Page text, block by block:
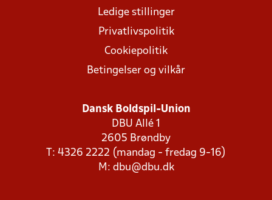
Ledige stillinger
Privatlivspolitik
Cookiepolitik
Betingelser og vilkår
Dansk Boldspil-Union
DBU Allé 1
2605 Brøndby
T: 4326 2222 (mandag - fredag 9-16)
M: dbu@dbu.dk